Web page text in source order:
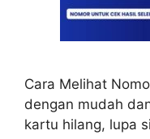
Cara Melihat
dengan mudah
kartu hilang, lupa